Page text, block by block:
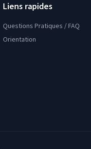
Liens rapides
Questions Pratiques / FAQ
Orientation